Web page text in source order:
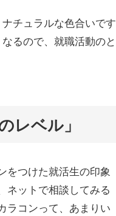
チュラルな色合いです
るので、就職活動のと
レベル」
をつけた就活生の印象
ネットで相談してみる
ラコンって、あまりい